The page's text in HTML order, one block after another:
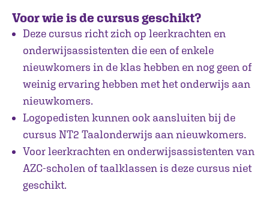
Voor wie is de cursus geschikt?
Deze cursus richt zich op leerkrachten en
onderwijsassistenten die een of enkele
nieuwkomers in de klas hebben en nog geen of
weinig ervaring hebben met het onderwijs aan
nieuwkomers.
Logopedisten kunnen ook aansluiten bij de
cursus NT2 Taalonderwijs aan nieuwkomers.
Voor leerkrachten en onderwijsassistenten van
AZC-scholen of taalklassen is deze cursus niet
geschikt.